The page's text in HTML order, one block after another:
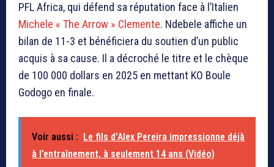
PFL Africa, qui défend sa réputation face à l’Italien
Michele « The Arrow » Clemente. Ndebele affiche un
bilan de 11-3 et bénéficiera du soutien d’un public
acquis à sa cause. Il a décroché le titre et le chèque
de 100 000 dollars en 2025 en mettant KO Boule
Godogo en finale.
Voir aussi :
Le fils d’Alex Pereira impressionne déjà
à l’entraînement, à seulement 14 ans (Vidéo)